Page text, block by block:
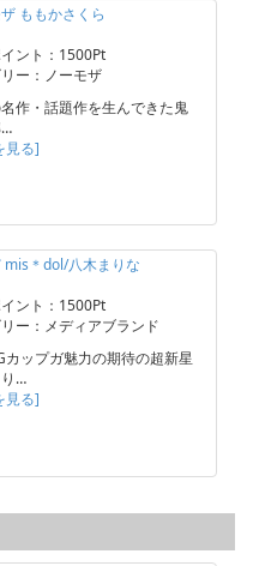
ももかさくら
ント：1500Pt
ー：ノーモザ
作・話題作を生んできた鬼
見る]
mis＊dol/八木まりな
ント：1500Pt
ー：メディアブランド
カップガ魅力の期待の超新星
…
見る]